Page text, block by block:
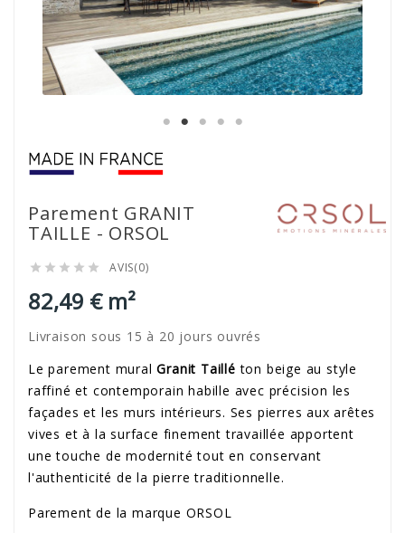
Parement GRANIT
TAILLE - ORSOL
     AVIS(0)
82,49 € m²
Livraison sous 15 à 20 jours ouvrés
Le parement muralGranit Taillé ton beige au style
raffiné et contemporain habille avec précision les
façades et les murs intérieurs. Ses pierres aux arêtes
vives et à la surface finement travaillée apportent
une touche de modernité tout en conservant
l'authenticité de la pierre traditionnelle.
Parement de la marque ORSOL